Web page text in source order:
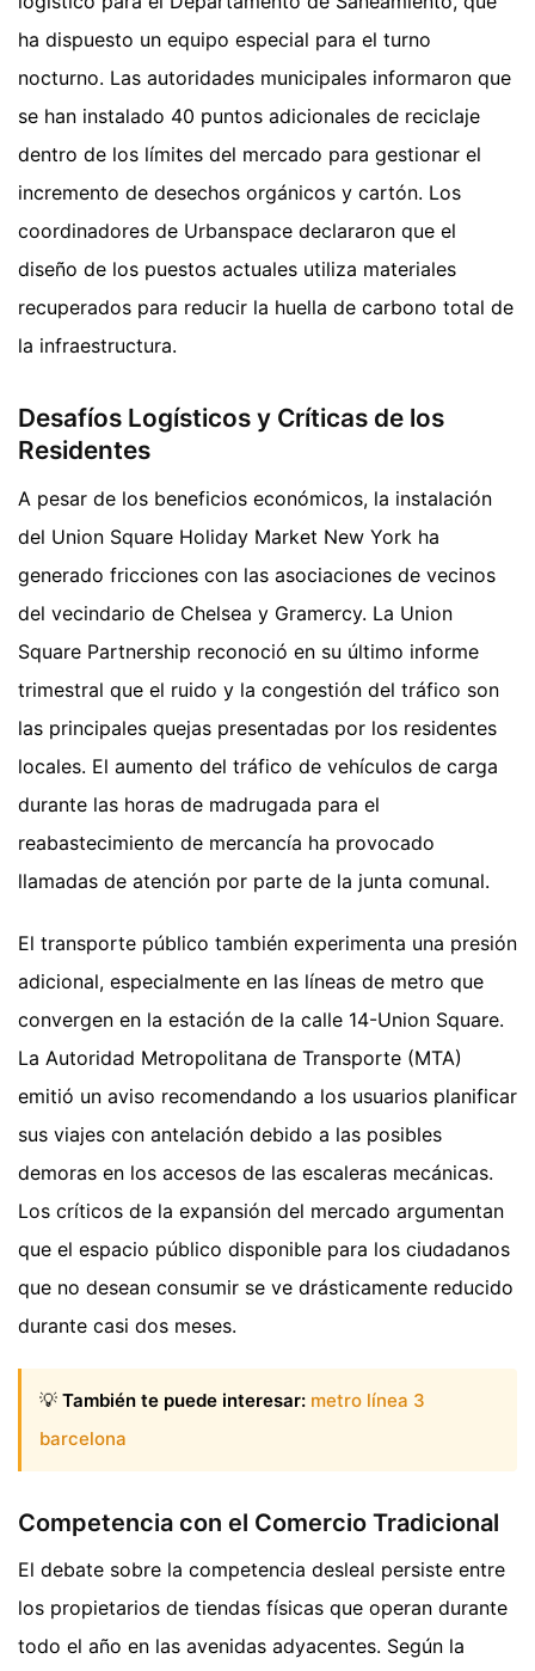
ha dispuesto un equipo especial para el turno
nocturno. Las autoridades municipales informaron que
se han instalado 40 puntos adicionales de reciclaje
dentro de los límites del mercado para gestionar el
incremento de desechos orgánicos y cartón. Los
coordinadores de Urbanspace declararon que el
diseño de los puestos actuales utiliza materiales
recuperados para reducir la huella de carbono total de
la infraestructura.
Desafíos Logísticos y Críticas de los
Residentes
A pesar de los beneficios económicos, la instalación
del Union Square Holiday Market New York ha
generado fricciones con las asociaciones de vecinos
del vecindario de Chelsea y Gramercy. La Union
Square Partnership reconoció en su último informe
trimestral que el ruido y la congestión del tráfico son
las principales quejas presentadas por los residentes
locales. El aumento del tráfico de vehículos de carga
durante las horas de madrugada para el
reabastecimiento de mercancía ha provocado
llamadas de atención por parte de la junta comunal.
El transporte público también experimenta una presión
adicional, especialmente en las líneas de metro que
convergen en la estación de la calle 14-Union Square.
La Autoridad Metropolitana de Transporte (MTA)
emitió un aviso recomendando a los usuarios planificar
sus viajes con antelación debido a las posibles
demoras en los accesos de las escaleras mecánicas.
Los críticos de la expansión del mercado argumentan
que el espacio público disponible para los ciudadanos
que no desean consumir se ve drásticamente reducido
durante casi dos meses.
💡 También te puede interesar: metro línea 3
barcelona
Competencia con el Comercio Tradicional
El debate sobre la competencia desleal persiste entre
los propietarios de tiendas físicas que operan durante
todo el año en las avenidas adyacentes. Según la